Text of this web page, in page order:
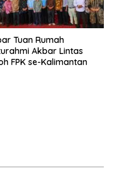
Tuan Rumah
Akbar Lintas
FPK se-Kalimantan